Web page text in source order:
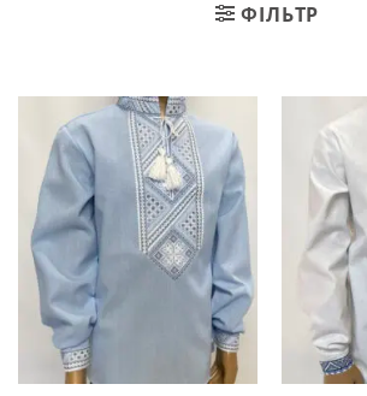
ФІЛЬТР